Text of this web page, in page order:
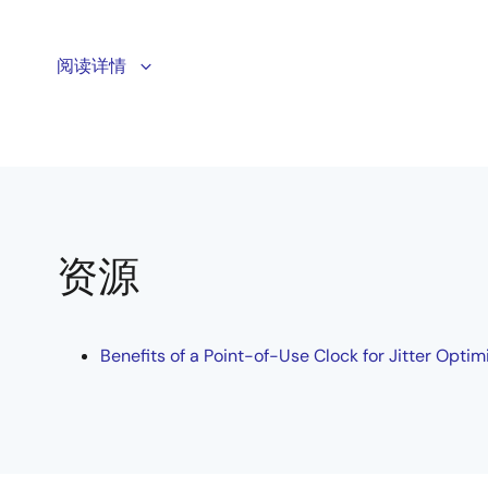
Learn more about how to configure the
阅读详情
资源
Benefits of a Point-of-Use Clock for Jitter